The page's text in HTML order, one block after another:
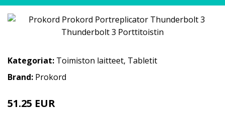
Kategoriat: Toimiston laitteet, Tabletit
Brand: Prokord
51.25 EUR